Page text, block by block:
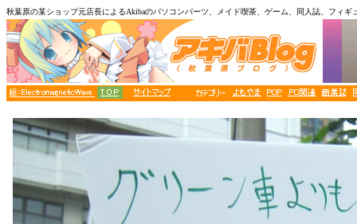
秋葉原の某ショップ元店長によるAkibaのパソコンパーツ、メイド喫茶、ゲーム、同人誌、フィ